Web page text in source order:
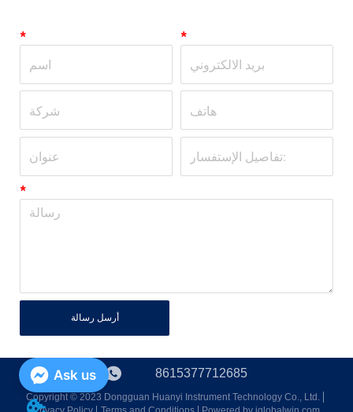
* *
*
أرسل رسالة
8615377712685
Copyright © 2023 Dongguan Huanyi Instrument Technology Co., Ltd.
Ask us